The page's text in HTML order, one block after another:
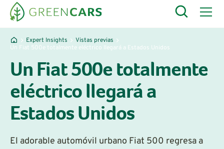
Expert Insights
Vistas previas
Un Fiat 500e totalmente eléctrico llegará a Estados Unidos
Un Fiat 500e totalmente
eléctrico llegará a
Estados Unidos
El adorable automóvil urbano Fiat 500 regresa a